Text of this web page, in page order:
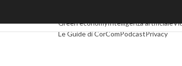
Green economyIntelligenza artificiale
Le Guide di CorComPodcastPrivacy